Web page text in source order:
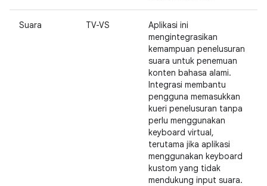
Suara TV-VS
Aplikasi ini
mengintegrasikan
kemampuan penelusuran
suara untuk penemuan
konten bahasa alami.
Integrasi membantu
pengguna memasukkan
kueri penelusuran tanpa
perlu menggunakan
keyboard virtual,
terutama jika aplikasi
menggunakan keyboard
kustom yang tidak
mendukung input suara.